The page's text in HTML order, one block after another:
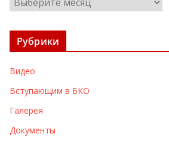
р
х
ы
Рубрики
Видео
Вступающим в БКО
Галерея
Документы